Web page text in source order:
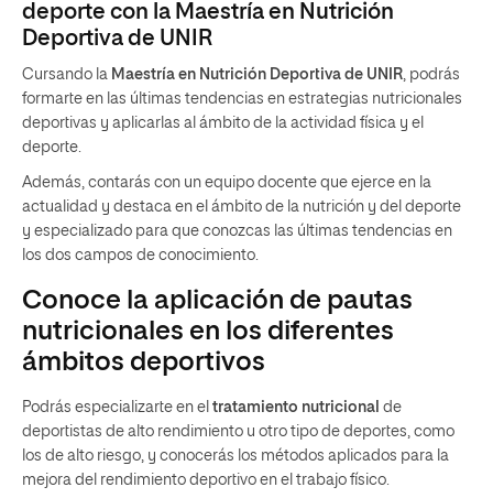
deporte con la Maestría en Nutrición
Deportiva de UNIR
Cursando la Maestría en Nutrición Deportiva de UNIR, podrás
formarte en las últimas tendencias en estrategias nutricionales
deportivas y aplicarlas al ámbito de la actividad física y el
deporte.
Además, contarás con un equipo docente que ejerce en la
actualidad y destaca en el ámbito de la nutrición y del deporte
y especializado para que conozcas las últimas tendencias en
los dos campos de conocimiento.
Conoce la aplicación de pautas
nutricionales en los diferentes
ámbitos deportivos
Podrás especializarte en el tratamiento nutricional de
deportistas de alto rendimiento u otro tipo de deportes, como
los de alto riesgo, y conocerás los métodos aplicados para la
mejora del rendimiento deportivo en el trabajo físico.